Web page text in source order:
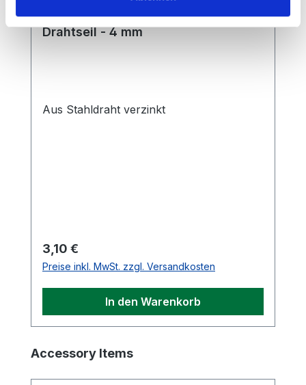
Drahtseil - 4 mm
Aus Stahldraht verzinkt
Regulärer Preis:
3,10 €
Preise inkl. MwSt. zzgl. Versandkosten
In den Warenkorb
Produktgalerie überspringen
Accessory Items